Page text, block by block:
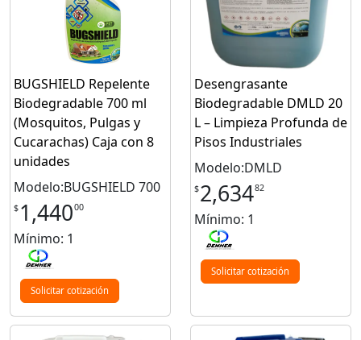
BUGSHIELD Repelente
Biodegradable 700 ml
(Mosquitos, Pulgas y
Cucarachas) Caja con 8
unidades
Modelo:BUGSHIELD 700
$ 1,44000
Mínimo: 1
Solicitar cotización
Desengrasante
Biodegradable DMLD 20
L – Limpieza Profunda de
Pisos Industriales
Modelo:DMLD
$2,63482
Mínimo: 1
Solicitar cotización